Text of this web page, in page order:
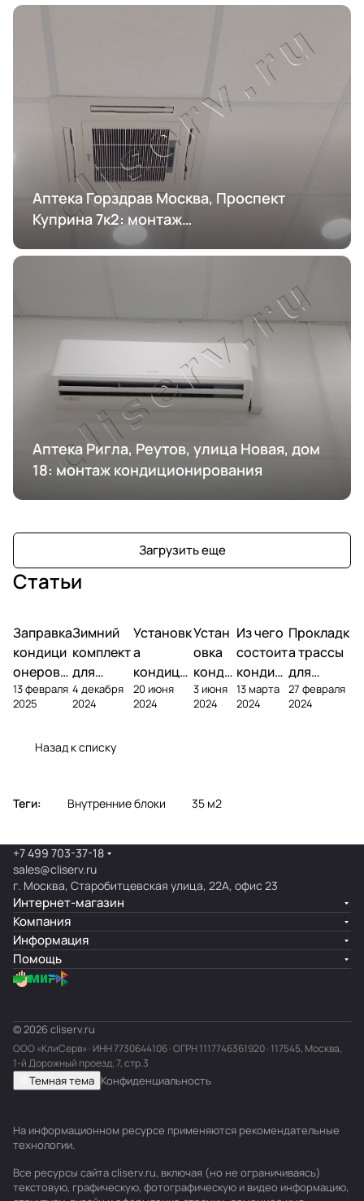
Аптека Горздрав Москва, Проспект
Куприна 7к2: монтаж
кондиционирования
Аптека Ригла, Реутов, улица Новая, дом
18: монтаж кондиционирования
Загрузить еще
Статьи
Заправка
кондици
онеров
фреоном
13 февраля
2025
Зимний
комплект
для
кондици
онера
4 декабря
2024
Установк
а
кондици
онера на
фасаде
20 июня
2024
Устан
овка
конди
ционе
ра
3 июня
2024
Из чего
состоит
кондиц
ионер?
13 марта
2024
Прокладк
а трассы
для
кондицио
нера
27 февраля
2024
Назад к списку
Теги: Внутренние блоки 35 м2
+7 499 703-37-18
sales@cliserv.ru
г. Москва, Старобитцевская улица, 22А, офис 23
Интернет-магазин
Компания
Информация
Помощь
© 2026 cliserv.ru
ООО «КлиСерв» · ИНН7730644106· ОГРН 1117746361920 · 117545, Москва,
1-й Дорожный проезд, 7, стр.3
Темная тема Конфиденциальность
На информационном ресурсе применяются рекомендательные
технологии.
Все ресурсы сайта cliserv.ru, включая (но не ограничиваясь)
текстовую, графическую, фотографическую и видео информацию,